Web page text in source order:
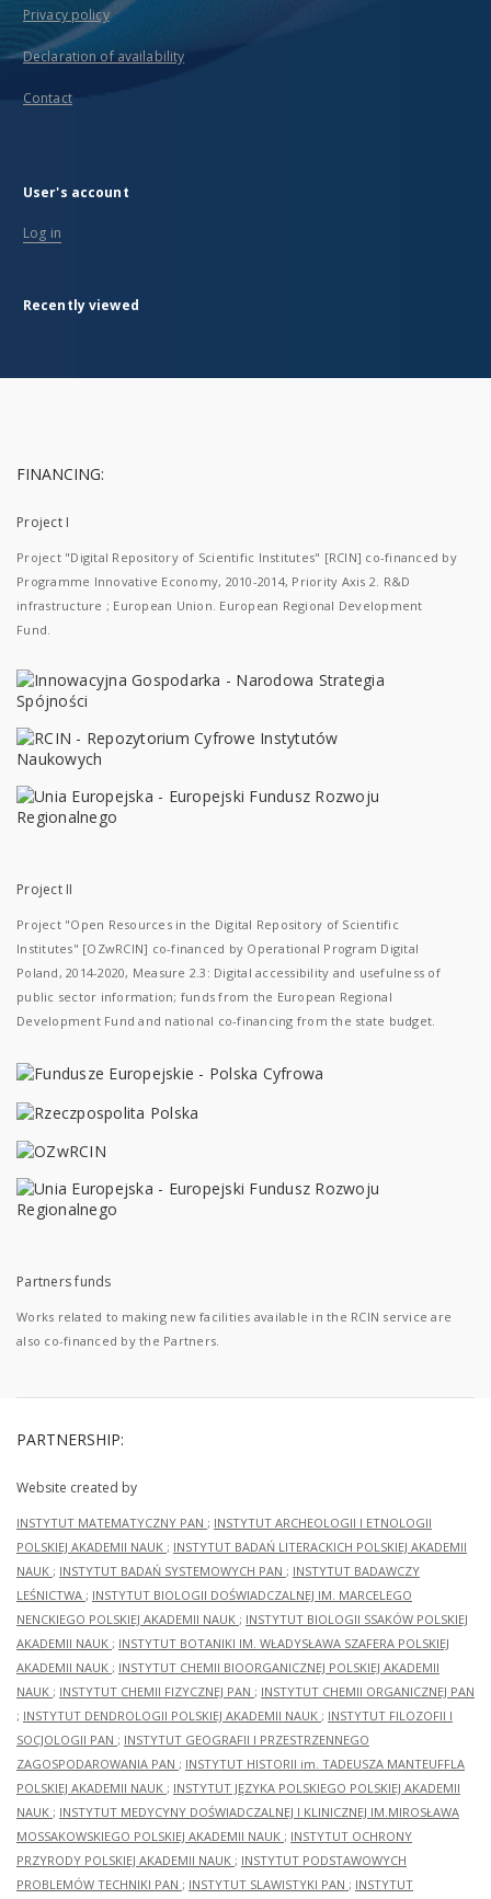
Privacy policy
Declaration of availability
Contact
User's account
Log in
Recently viewed
FINANCING:
Project I
Project "Digital Repository of Scientific Institutes" [RCIN] co-financed by
Programme Innovative Economy, 2010-2014, Priority Axis 2. R&D
infrastructure ; European Union. European Regional Development
Fund.
Project II
Project "Open Resources in the Digital Repository of Scientific
Institutes" [OZwRCIN] co-financed by Operational Program Digital
Poland, 2014-2020, Measure 2.3: Digital accessibility and usefulness of
public sector information; funds from the European Regional
Development Fund and national co-financing from the state budget.
Partners funds
Works related to making new facilities available in the RCIN service are
also co-financed by the Partners.
PARTNERSHIP:
Website created by
INSTYTUT MATEMATYCZNY PAN ; INSTYTUT ARCHEOLOGII I ETNOLOGII
POLSKIEJ AKADEMII NAUK ; INSTYTUT BADAŃ LITERACKICH POLSKIEJ AKADEMII
NAUK ; INSTYTUT BADAŃ SYSTEMOWYCH PAN ; INSTYTUT BADAWCZY
LEŚNICTWA ; INSTYTUT BIOLOGII DOŚWIADCZALNEJ IM. MARCELEGO
NENCKIEGO POLSKIEJ AKADEMII NAUK ; INSTYTUT BIOLOGII SSAKÓW POLSKIEJ
AKADEMII NAUK ; INSTYTUT BOTANIKI IM. WŁADYSŁAWA SZAFERA POLSKIEJ
AKADEMII NAUK ; INSTYTUT CHEMII BIOORGANICZNEJ POLSKIEJ AKADEMII
NAUK ; INSTYTUT CHEMII FIZYCZNEJ PAN ; INSTYTUT CHEMII ORGANICZNEJ PAN
; INSTYTUT DENDROLOGII POLSKIEJ AKADEMII NAUK ; INSTYTUT FILOZOFII I
SOCJOLOGII PAN ; INSTYTUT GEOGRAFII I PRZESTRZENNEGO
ZAGOSPODAROWANIA PAN ; INSTYTUT HISTORII im. TADEUSZA MANTEUFFLA
POLSKIEJ AKADEMII NAUK ; INSTYTUT JĘZYKA POLSKIEGO POLSKIEJ AKADEMII
NAUK ; INSTYTUT MEDYCYNY DOŚWIADCZALNEJ I KLINICZNEJ IM.MIROSŁAWA
MOSSAKOWSKIEGO POLSKIEJ AKADEMII NAUK ; INSTYTUT OCHRONY
PRZYRODY POLSKIEJ AKADEMII NAUK ; INSTYTUT PODSTAWOWYCH
PROBLEMÓW TECHNIKI PAN ; INSTYTUT SLAWISTYKI PAN ; INSTYTUT